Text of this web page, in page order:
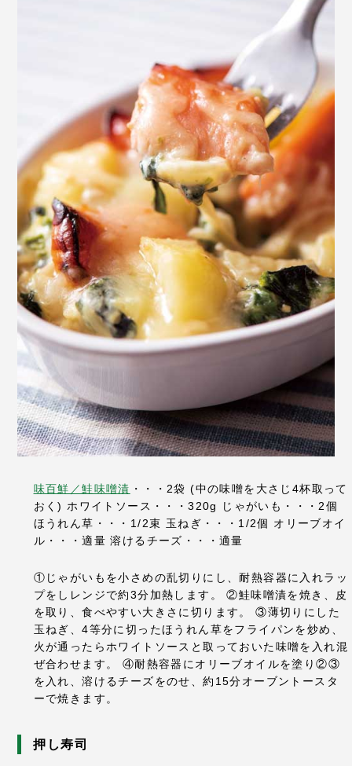
味百鮮／鮭味噌漬 ・・・2袋 (中の味噌を大さじ4杯取って
おく) ホワイトソース・・・320g
じゃがいも・・・2個
ほうれん草・・・1/2束 玉ねぎ・・・1/2個 オリーブオイ
ル・・・適量 溶けるチーズ・・・適量
①じゃがいもを小さめの乱切りにし、耐熱容器に入れラッ
プをしレンジで約3分加熱します。
②鮭味噌漬を焼き、皮
を取り、食べやすい大きさに切ります。
③薄切りにした
玉ねぎ、4等分に切ったほうれん草をフライパンを炒め、
火が通ったらホワイトソースと取っておいた味噌を入れ混
ぜ合わせます。
④耐熱容器にオリーブオイルを塗り②③
を入れ、溶けるチーズをのせ、約15分オーブントースタ
ーで焼きます。
押し寿司